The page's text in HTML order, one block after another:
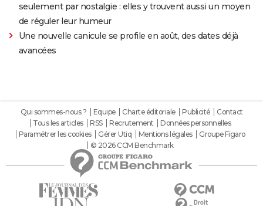
seulement par nostalgie : elles y trouvent aussi un moyen
de réguler leur humeur
Une nouvelle canicule se profile en août, des dates déjà
avancées
Qui sommes-nous ? Equipe Charte éditoriale Publicité
Contact
Tous les articles
RSS Recrutement
Données personnelles
Paramétrer les cookies
Gérer Utiq Mentions légales
Groupe Figaro
© 2026 CCM Benchmark